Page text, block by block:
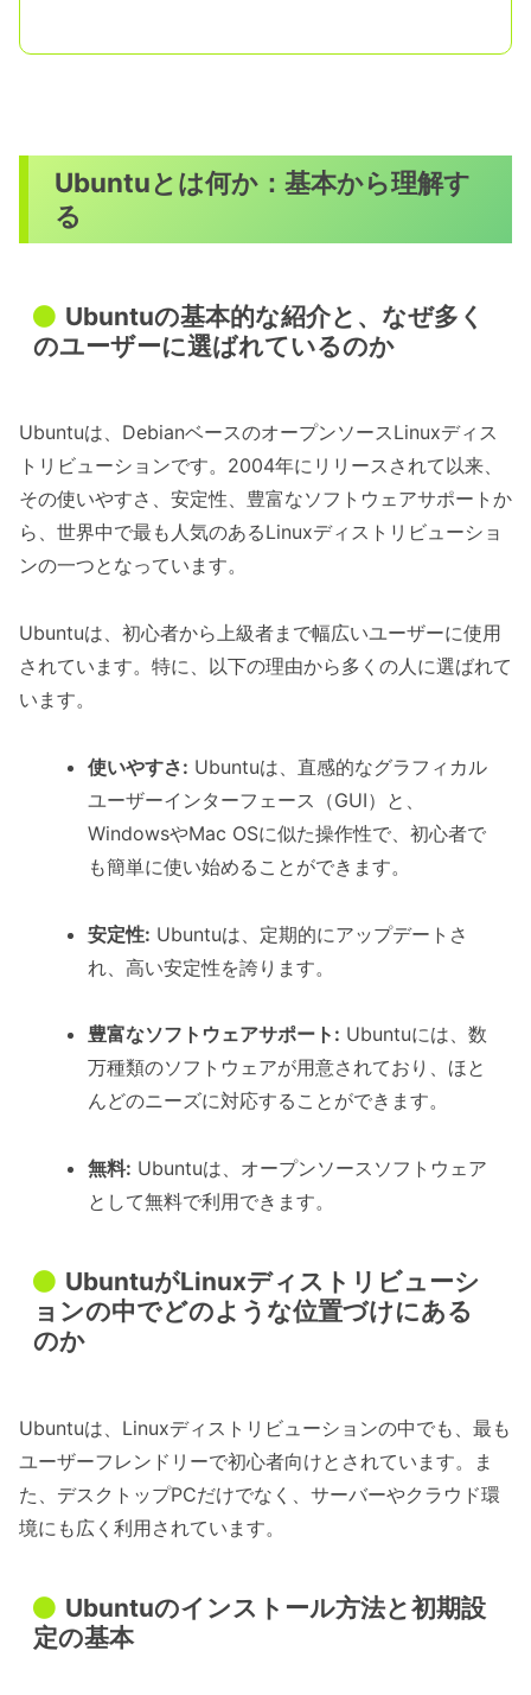
Ubuntuとは何か：基本から理解す
る
Ubuntuの基本的な紹介と、なぜ多く
のユーザーに選ばれているのか
Ubuntuは、DebianベースのオープンソースLinuxディス
トリビューションです。2004年にリリースされて以来、
その使いやすさ、安定性、豊富なソフトウェアサポートか
ら、世界中で最も人気のあるLinuxディストリビューショ
ンの一つとなっています。
Ubuntuは、初心者から上級者まで幅広いユーザーに使用
されています。特に、以下の理由から多くの人に選ばれて
います。
使いやすさ: Ubuntuは、直感的なグラフィカル
ユーザーインターフェース（GUI）と、
WindowsやMac OSに似た操作性で、初心者で
も簡単に使い始めることができます。
安定性: Ubuntuは、定期的にアップデートさ
れ、高い安定性を誇ります。
豊富なソフトウェアサポート: Ubuntuには、数
万種類のソフトウェアが用意されており、ほと
んどのニーズに対応することができます。
無料: Ubuntuは、オープンソースソフトウェア
として無料で利用できます。
UbuntuがLinuxディストリビューシ
ョンの中でどのような位置づけにある
のか
Ubuntuは、Linuxディストリビューションの中でも、最も
ユーザーフレンドリーで初心者向けとされています。ま
た、デスクトップPCだけでなく、サーバーやクラウド環
境にも広く利用されています。
Ubuntuのインストール方法と初期設
定の基本